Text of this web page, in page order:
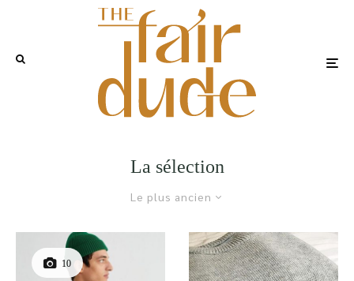
La sélection
Le plus ancien
10